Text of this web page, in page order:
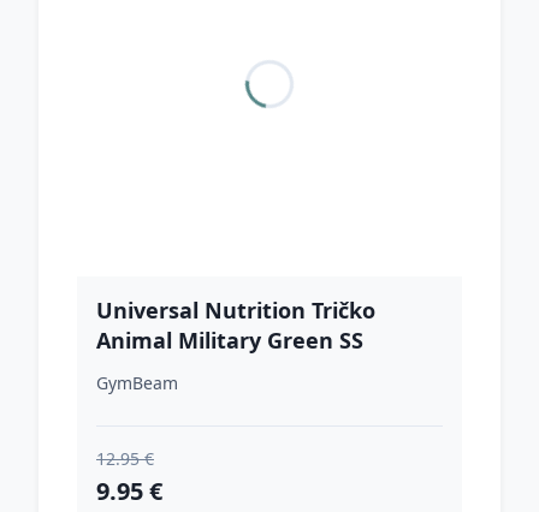
Universal Nutrition Tričko
Animal Military Green SS
GymBeam
12.95 €
9.95 €